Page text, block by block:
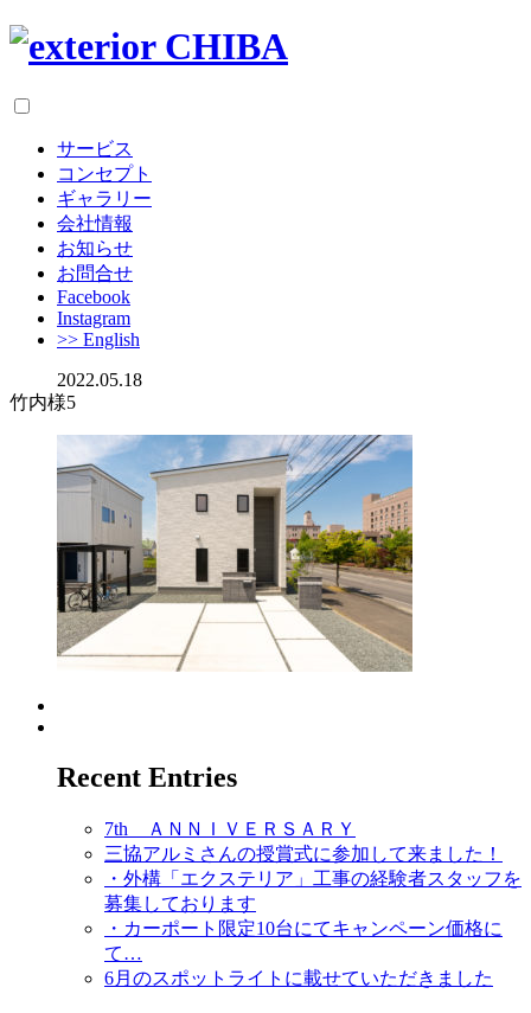
サービス
コンセプト
ギャラリー
会社情報
お知らせ
お問合せ
Facebook
Instagram
>> English
2022.05.18
竹内様5
Recent Entries
7th ＡＮＮＩＶＥＲＳＡＲＹ
三協アルミさんの授賞式に参加して来ました！
・外構「エクステリア」工事の経験者スタッフを
募集しております
・カーポート限定10台にてキャンペーン価格に
て…
6月のスポットライトに載せていただきました